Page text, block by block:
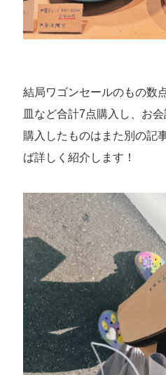
結局ワゴンセールのもの数
皿など合計7点購入し、お
購入したものはまた別の記
ば詳しく紹介します！